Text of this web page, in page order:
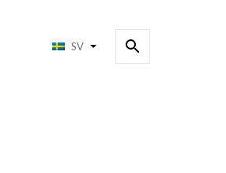
SV